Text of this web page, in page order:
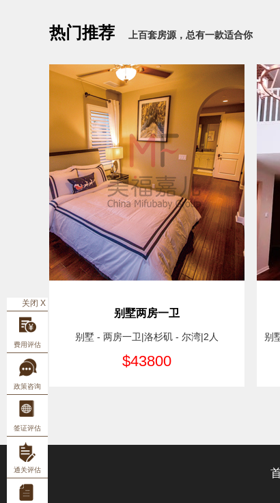
热门推荐 上百套房源，总有一款适合你
别墅两房一卫
别墅 - 两房一卫|洛杉矶 - 尔湾|2人
$43800
别
关闭 X
费用评估
政策咨询
签证评估
通关评估